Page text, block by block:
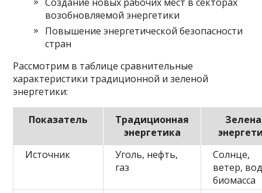
возобновляемой энергетики
Повышение энергетической безопасности
стран
Рассмотрим в таблице сравнительные
характеристики традиционной и зеленой
энергетики:
Показатель
Традиционная
энергетика
Источник
Уголь, нефть,
газ
Солнце,
ветер,
биомасса